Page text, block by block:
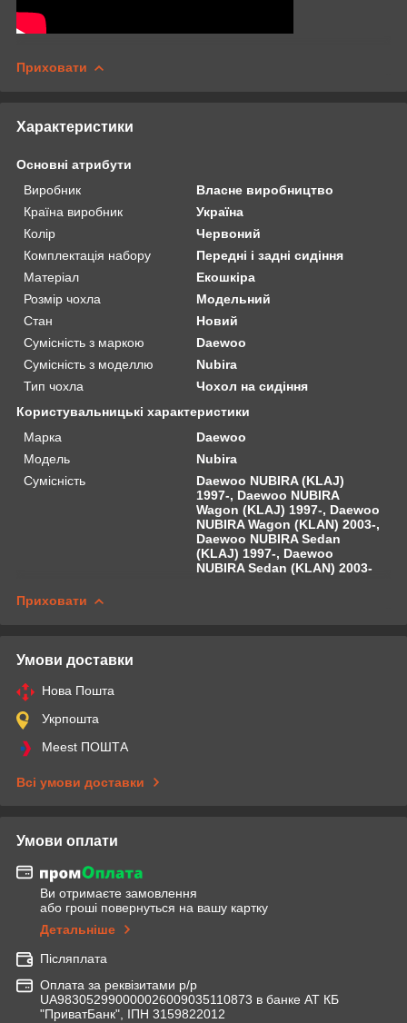
Приховати
Характеристики
Основні атрибути
Виробник
Власне виробництво
Країна виробник
Україна
Колір
Червоний
Комплектація набору
Передні і задні сидіння
Матеріал
Екошкіра
Розмір чохла
Модельний
Стан
Новий
Сумісність з маркою
Daewoo
Сумісність з моделлю
Nubira
Тип чохла
Чохол на сидіння
Користувальницькі характеристики
Марка
Daewoo
Модель
Nubira
Сумісність
Daewoo NUBIRA (KLAJ)
1997-, Daewoo NUBIRA
Wagon (KLAJ) 1997-, Daewoo
NUBIRA Wagon (KLAN) 2003-,
Daewoo NUBIRA Sedan
(KLAJ) 1997-, Daewoo
NUBIRA Sedan (KLAN) 2003-
Приховати
Умови доставки
Нова Пошта
Укрпошта
Meest ПОШТА
Всі умови доставки
Умови оплати
Ви отримаєте замовлення
або гроші повернуться на вашу картку
Детальніше
Післяплата
Оплата за реквізитами р/р
UA983052990000026009035110873 в банке АТ КБ
"ПриватБанк", ІПН 3159822012